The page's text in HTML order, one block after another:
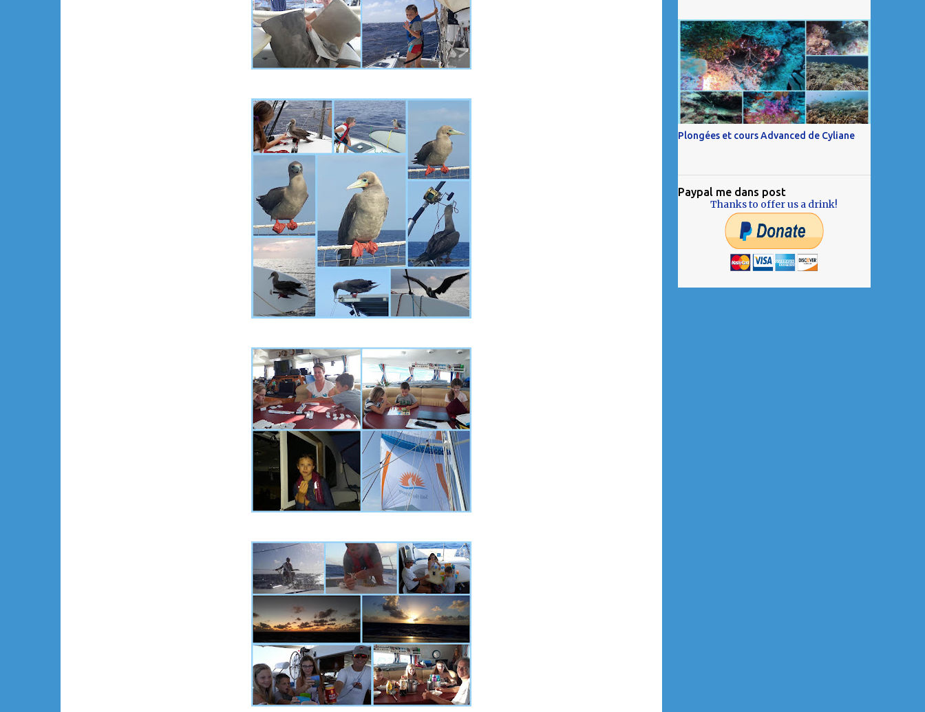
Plongées et cours Advanced de Cyliane
Paypal me dans post
Thanks to offer us a drink!